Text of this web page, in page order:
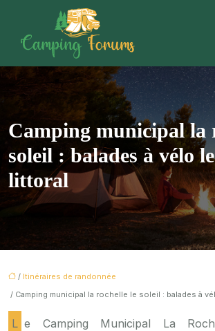
Camping municipal la
soleil : balades à vélo
littoral
/ Itinéraires de randonnée
/ Camping municipal la rochelle le soleil : balades à
Le Camping Municipal La Rochelle Le Soleil,